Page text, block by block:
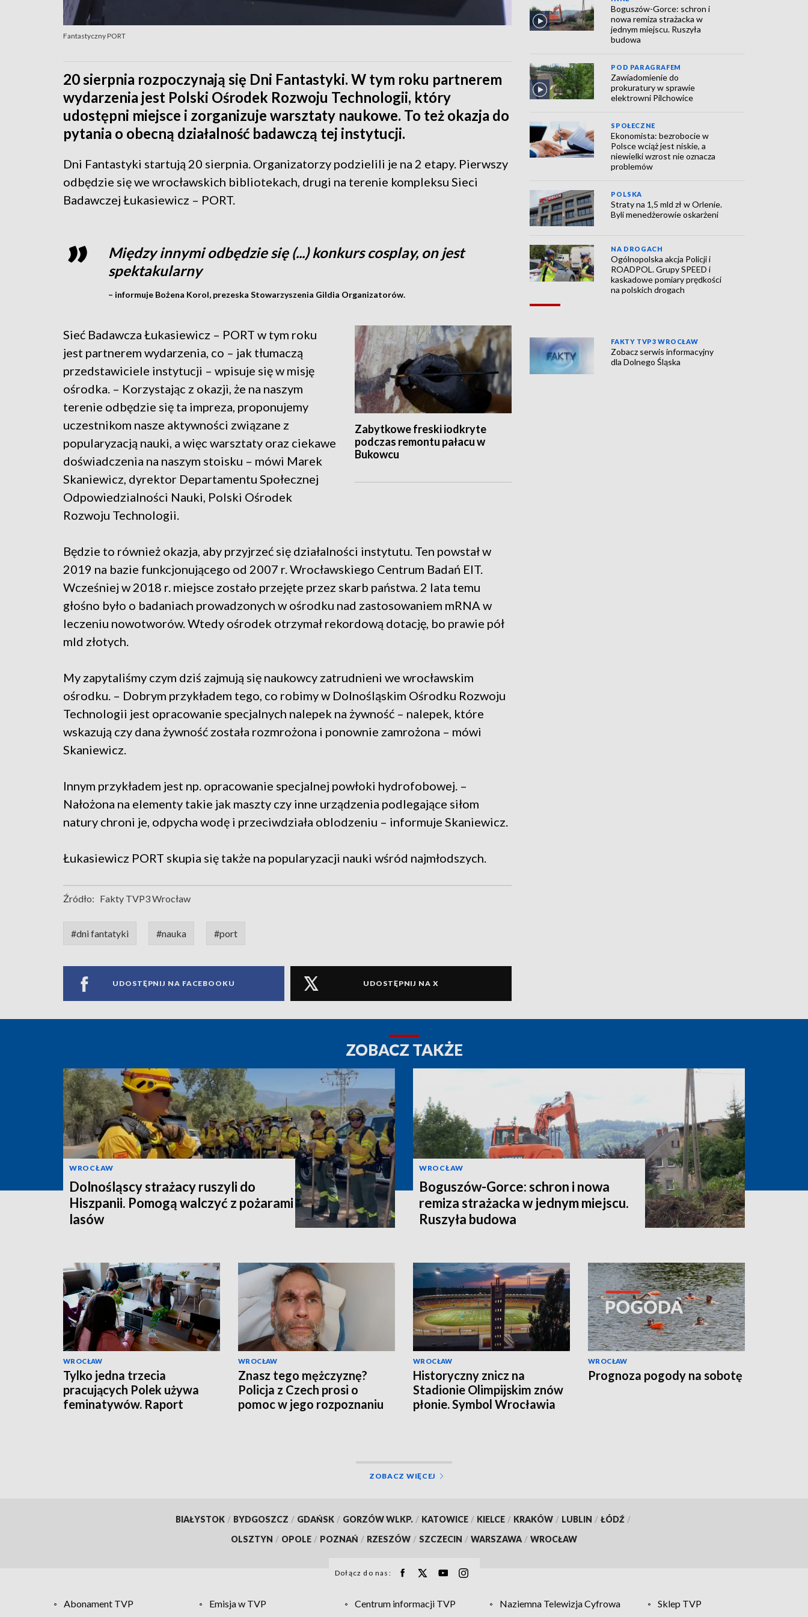
Fantastyczny PORT
20 sierpnia rozpoczynają się Dni Fantastyki. W tym roku partnerem
wydarzenia jest Polski Ośrodek Rozwoju Technologii, który
udostępni miejsce i zorganizuje warsztaty naukowe. To też okazja do
pytania o obecną działalność badawczą tej instytucji.
Dni Fantastyki startują 20 sierpnia. Organizatorzy podzielili je na 2 etapy. Pierwszy
odbędzie się we wrocławskich bibliotekach, drugi na terenie kompleksu Sieci
Badawczej Łukasiewicz – PORT.
Między innymi odbędzie się (...) konkurs cosplay, on jest
spektakularny
– informuje Bożena Korol, prezeska Stowarzyszenia Gildia Organizatorów.
Zabytkowe freski iodkryte
podczas remontu pałacu w
Bukowcu
Sieć Badawcza Łukasiewicz – PORT w tym roku
jest partnerem wydarzenia, co – jak tłumaczą
przedstawiciele instytucji – wpisuje się w misję
ośrodka. – Korzystając z okazji, że na naszym
terenie odbędzie się ta impreza, proponujemy
uczestnikom nasze aktywności związane z
popularyzacją nauki, a więc warsztaty oraz ciekawe
doświadczenia na naszym stoisku – mówi Marek
Skaniewicz, dyrektor Departamentu Społecznej
Odpowiedzialności Nauki, Polski Ośrodek
Rozwoju Technologii.
Będzie to również okazja, aby przyjrzeć się działalności instytutu. Ten powstał w
2019 na bazie funkcjonującego od 2007 r. Wrocławskiego Centrum Badań EIT.
Wcześniej w 2018 r. miejsce zostało przejęte przez skarb państwa. 2 lata temu
głośno było o badaniach prowadzonych w ośrodku nad zastosowaniem mRNA w
leczeniu nowotworów. Wtedy ośrodek otrzymał rekordową dotację, bo prawie pół
mld złotych.
My zapytaliśmy czym dziś zajmują się naukowcy zatrudnieni we wrocławskim
ośrodku. – Dobrym przykładem tego, co robimy w Dolnośląskim Ośrodku Rozwoju
Technologii jest opracowanie specjalnych nalepek na żywność – nalepek, które
wskazują czy dana żywność została rozmrożona i ponownie zamrożona – mówi
Skaniewicz.
Innym przykładem jest np. opracowanie specjalnej powłoki hydrofobowej. –
Nałożona na elementy takie jak maszty czy inne urządzenia podlegające siłom
natury chroni je, odpycha wodę i przeciwdziała oblodzeniu – informuje Skaniewicz.
Łukasiewicz PORT skupia się także na popularyzacji nauki wśród najmłodszych.
Źródło: Fakty TVP3 Wrocław
#dni fantatyki #nauka #port
UDOSTĘPNIJ NA FACEBOOKU UDOSTĘPNIJ NA X
Boguszów-Gorce: schron i
nowa remiza strażacka w
jednym miejscu. Ruszyła
budowa
POD PARAGRAFEM
Zawiadomienie do
prokuratury w sprawie
elektrowni Pilchowice
SPOŁECZNE
Ekonomista: bezrobocie w
Polsce wciąż jest niskie, a
niewielki wzrost nie oznacza
problemów
POLSKA
Straty na 1,5 mld zł w Orlenie.
Byli menedżerowie oskarżeni
NA DROGACH
Ogólnopolska akcja Policji i
ROADPOL. Grupy SPEED i
kaskadowe pomiary prędkości
na polskich drogach
FAKTY TVP3 WROCŁAW
Zobacz serwis informacyjny
dla Dolnego Śląska
ZOBACZ TAKŻE
WROCŁAW
Dolnośląscy strażacy ruszyli do
Hiszpanii. Pomogą walczyć z pożarami
lasów
WROCŁAW
Boguszów-Gorce: schron i nowa
remiza strażacka w jednym miejscu.
Ruszyła budowa
WROCŁAW
Tylko jedna trzecia
pracujących Polek używa
feminatywów. Raport
WROCŁAW
Znasz tego mężczyznę?
Policja z Czech prosi o
pomoc w jego rozpoznaniu
WROCŁAW
Historyczny znicz na
Stadionie Olimpijskim znów
płonie. Symbol Wrocławia
WROCŁAW
Prognoza pogody na sobotę
ZOBACZ WIĘCEJ
BIAŁYSTOK / BYDGOSZCZ / GDAŃSK / GORZÓW WLKP. / KATOWICE / KIELCE / KRAKÓW / LUBLIN / ŁÓDŹ /
OLSZTYN / OPOLE / POZNAŃ / RZESZÓW / SZCZECIN / WARSZAWA / WROCŁAW
Dołącz do nas:
Abonament TVP Emisja w TVP Centrum informacji TVP Naziemna Telewizja Cyfrowa
Sklep TVP